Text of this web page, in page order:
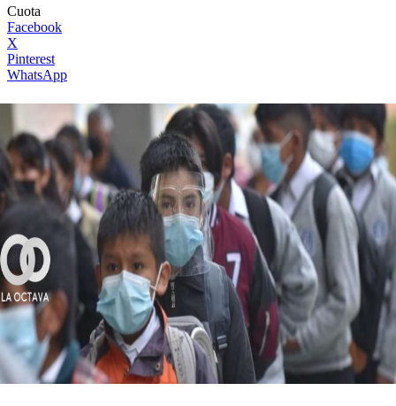
Cuota
Facebook
X
Pinterest
WhatsApp